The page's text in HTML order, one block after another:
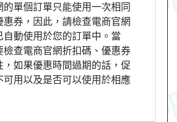
的單個訂單只能使用一次相同
惠券，因此，請檢查電商官網
自動使用於您的訂單中。當
檢查電商官網折扣碼、優惠券
，如果優惠時間過期的話，促
可用以及是否可以使用於相應